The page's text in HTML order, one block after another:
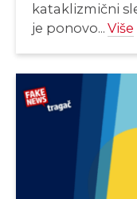
kataklizmični
je ponovo... Više